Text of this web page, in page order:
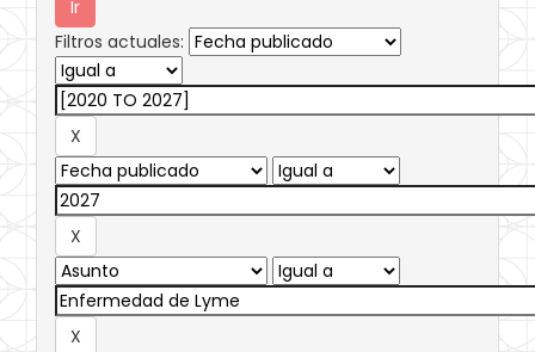
Filtros actuales: